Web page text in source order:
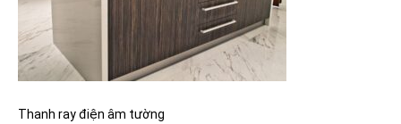
Thanh ray điện âm tường